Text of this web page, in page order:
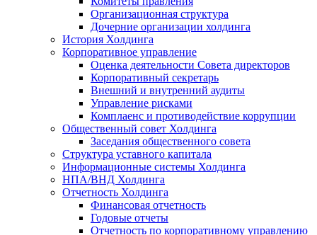
Организационная структура
Дочерние организации холдинга
История Холдинга
Корпоративное управление
Оценка деятельности Совета директоров
Корпоративный секретарь
Внешний и внутренний аудиты
Управление рисками
Комплаенс и противодействие коррупции
Общественный совет Холдинга
Заседания общественного совета
Структура уставного капитала
Информационные системы Холдинга
НПА/ВНД Холдинга
Отчетность Холдинга
Финансовая отчетность
Годовые отчеты
Отчетность по корпоративному управлению